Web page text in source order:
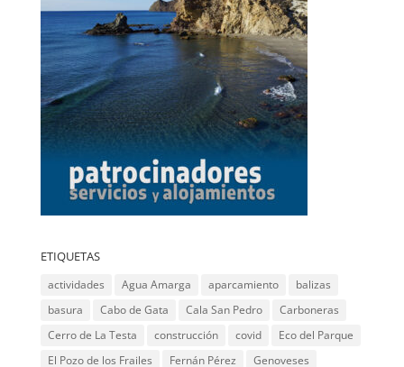
ETIQUETAS
actividades Agua Amarga aparcamiento
balizas
basura
Cabo de Gata Cala San Pedro
Carboneras
Cerro de La Testa
construcción covid
Eco del Parque
El Pozo de los Frailes
Fernán Pérez
Genoveses